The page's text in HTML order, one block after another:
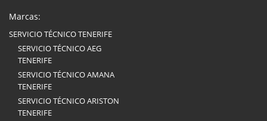
Marcas:
SERVICIO TÉCNICO TENERIFE
SERVICIO TÉCNICO AEG
TENERIFE
SERVICIO TÉCNICO AMANA
TENERIFE
SERVICIO TÉCNICO ARISTON
TENERIFE